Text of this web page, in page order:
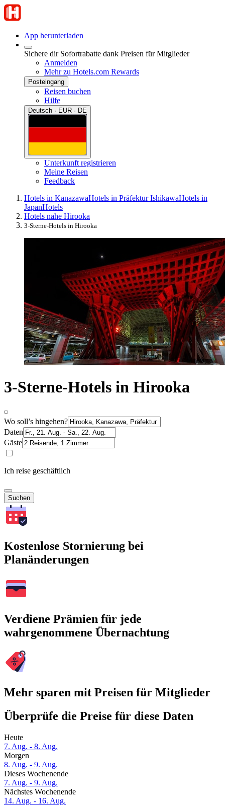
App herunterladen
Sichere dir Sofortrabatte dank Preisen für Mitglieder
Anmelden
Mehr zu Hotels.com Rewards
Posteingang
Reisen buchen
Hilfe
Deutsch · EUR · DE
Unterkunft registrieren
Meine Reisen
Feedback
Hotels in KanazawaHotels in Präfektur IshikawaHotels in
JapanHotels
Hotels nahe Hirooka
3-Sterne-Hotels in Hirooka
3-Sterne-Hotels in Hirooka
Wo soll’s hingehen?
Daten
Gäste
Ich reise geschäftlich
Suchen
Kostenlose Stornierung bei
Planänderungen
Verdiene Prämien für jede
wahrgenommene Übernachtung
Mehr sparen mit Preisen für Mitglieder
Überprüfe die Preise für diese Daten
Heute
7. Aug. - 8. Aug.
Morgen
8. Aug. - 9. Aug.
Dieses Wochenende
7. Aug. - 9. Aug.
Nächstes Wochenende
14. Aug. - 16. Aug.